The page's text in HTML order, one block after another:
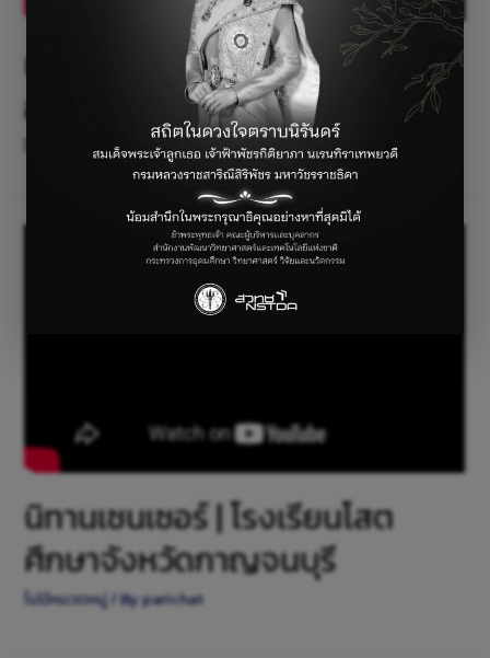
นิทานเซนเซอร์ | โสตศึกษาจังหวัด
อุดรธานี
ไม่มีหมวดหมู่/ Byparichat
นิทานเซนเซอร์ | โรงเรียนโสต
ศึกษาจังหวัดกาญจนบุรี
ไม่มีหมวดหมู่/ Byparichat